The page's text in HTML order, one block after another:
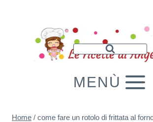
MENÙ
Home / come fare un rotolo di frittata al